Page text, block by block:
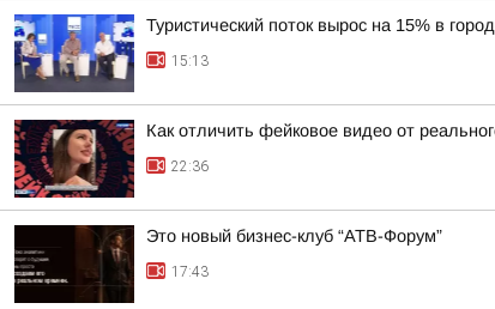
Туристический поток вырос на 15% в
15:13
Как отличить фейковое видео от
22:36
Это новый бизнес-клуб “АТВ-Форум”
17:43